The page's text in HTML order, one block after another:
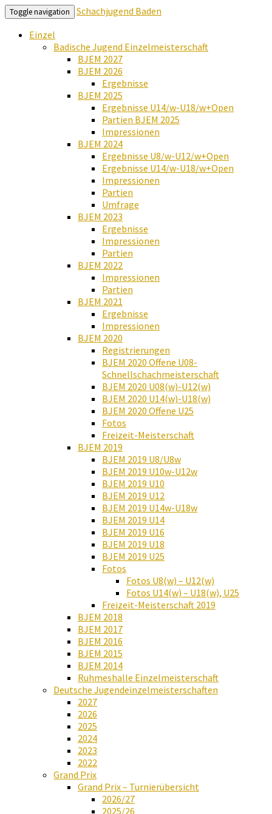
Toggle navigation
Schachjugend Baden
Einzel
Badische Jugend Einzelmeisterschaft
BJEM 2027
BJEM 2026
Ergebnisse
BJEM 2025
Ergebnisse U14/w-U18/w+Open
Partien BJEM 2025
Impressionen
BJEM 2024
Ergebnisse U8/w-U12/w+Open
Ergebnisse U14/w-U18/w+Open
Impressionen
Partien
Umfrage
BJEM 2023
Ergebnisse
Impressionen
Partien
BJEM 2022
Impressionen
Partien
BJEM 2021
Ergebnisse
Impressionen
BJEM 2020
Registrierungen
BJEM 2020 Offene U08-
Schnellschachmeisterschaft
BJEM 2020 U08(w)-U12(w)
BJEM 2020 U14(w)-U18(w)
BJEM 2020 Offene U25
Fotos
Freizeit-Meisterschaft
BJEM 2019
BJEM 2019 U8/U8w
BJEM 2019 U10w-U12w
BJEM 2019 U10
BJEM 2019 U12
BJEM 2019 U14w-U18w
BJEM 2019 U14
BJEM 2019 U16
BJEM 2019 U18
BJEM 2019 U25
Fotos
Fotos U8(w) – U12(w)
Fotos U14(w) – U18(w), U25
Freizeit-Meisterschaft 2019
BJEM 2018
BJEM 2017
BJEM 2016
BJEM 2015
BJEM 2014
Ruhmeshalle Einzelmeisterschaft
Deutsche Jugendeinzelmeisterschaften
2027
2026
2025
2024
2023
2022
Grand Prix
Grand Prix – Turnierübersicht
2026/27
2025/26